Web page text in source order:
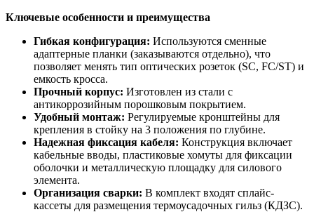
Ключевые особенности и преимущества
Гибкая конфигурация: Используются сменные
адаптерные планки (заказываются отдельно), что
позволяет менять тип оптических розеток (SC, FC/ST) и
емкость кросса.
Прочный корпус: Изготовлен из стали с
антикоррозийным порошковым покрытием.
Удобный монтаж: Регулируемые кронштейны для
крепления в стойку на 3 положения по глубине.
Надежная фиксация кабеля: Конструкция включает
кабельные вводы, пластиковые хомуты для фиксации
оболочки и металлическую площадку для силового
элемента.
Организация сварки: В комплект входят сплайс-
кассеты для размещения термоусадочных гильз (КДЗС).